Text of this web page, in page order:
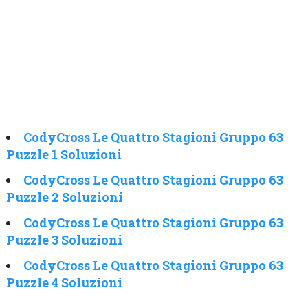
CodyCross Le Quattro Stagioni Gruppo 63
Puzzle 1 Soluzioni
CodyCross Le Quattro Stagioni Gruppo 63
Puzzle 2 Soluzioni
CodyCross Le Quattro Stagioni Gruppo 63
Puzzle 3 Soluzioni
CodyCross Le Quattro Stagioni Gruppo 63
Puzzle 4 Soluzioni